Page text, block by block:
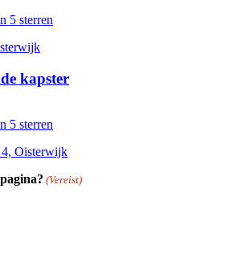
5 sterren
kapster
5 sterren
4, Oisterwijk
(Vereist)